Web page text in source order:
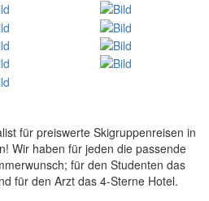
für preiswerte Skigruppenreisen in
Wir haben für jeden die passende
für den Studenten das
für den Arzt das 4-Sterne Hotel.